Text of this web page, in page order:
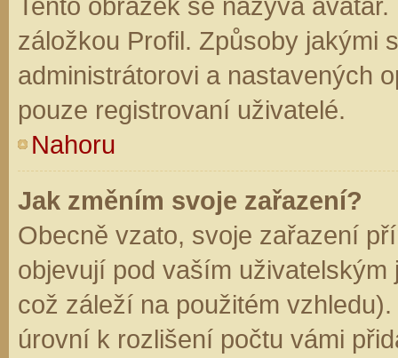
záložkou Profil. Způsoby jakými
administrátorovi a nastavených
pouze registrovaní uživatelé.
Nahoru
Jak změním svoje zařazení?
Obecně vzato, svoje zařazení
objevují pod vaším
což záleží na použitém
úrovní k rozlišení počtu vámi